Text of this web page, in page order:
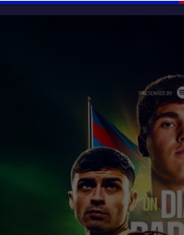
plusicon
label.aria.plus
バルサアカデミー
plusicon
label.aria.plus
10年毎
トップチーム
女子サッカー
plusicon
label.aria.plus
スケジュール
チケット
バルサAtlètic
plusicon
label.aria.plus
スケジュール